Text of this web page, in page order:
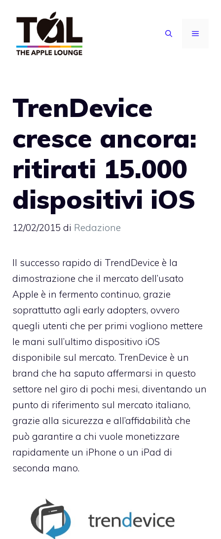
contenuto
MENU
TrenDevice
cresce ancora:
ritirati 15.000
dispositivi iOS
12/02/2015 di Redazione
Il successo rapido di TrendDevice è la
dimostrazione che il mercato dell’usato
Apple è in fermento continuo, grazie
soprattutto agli early adopters, ovvero
quegli utenti che per primi vogliono mettere
le mani sull’ultimo dispositivo iOS
disponibile sul mercato. TrenDevice è un
brand che ha saputo affermarsi in questo
settore nel giro di pochi mesi, diventando un
punto di riferimento sul mercato italiano,
grazie alla sicurezza e all’affidabilità che
può garantire a chi vuole monetizzare
rapidamente un iPhone o un iPad di
seconda mano.